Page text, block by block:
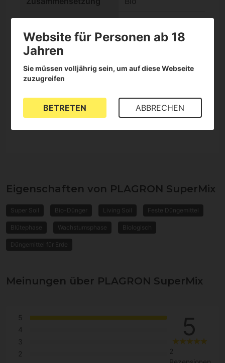
Erde check
Format Fest
Es ist Supersoil check
Es ist Guano check
Eigenschaften von PLAGRON SuperMix
Super Soil Bio-Dünger Living Soil Feste Düngemittel
Blütephase Wachstumsphase Biologisch
Düngemittel für Erde
Meinungen über PLAGRON SuperMix
5
4
3
2
5
2
Website für Personen ab 18
Jahren
Sie müssen volljährig sein, um auf diese Webseite
zuzugreifen
BETRETEN ABBRECHEN